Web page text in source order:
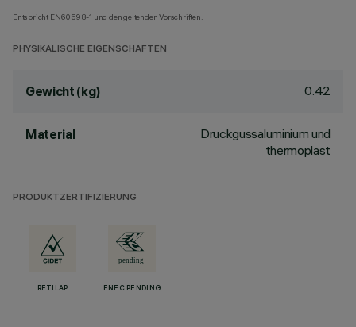
Entspricht EN60598-1 und den geltenden Vorschriften.
PHYSIKALISCHE EIGENSCHAFTEN
Gewicht (kg) 0.42
Material
Druckgussaluminium und
thermoplast
PRODUKTZERTIFIZIERUNG
RETILAP ENEC PENDING